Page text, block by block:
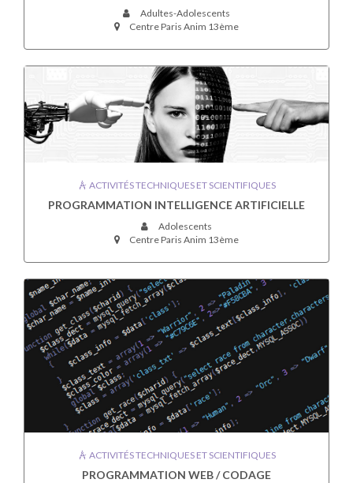
Adultes-Adolescents
Centre Paris Anim 13ème
ACTIVITÉS TECHNIQUES ET SCIENTIFIQUES
PROGRAMMATION INTELLIGENCE ARTIFICIELLE
Adolescents
Centre Paris Anim 13ème
ACTIVITÉS TECHNIQUES ET SCIENTIFIQUES
PROGRAMMATION WEB / CODAGE